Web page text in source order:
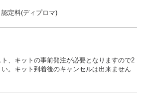
定料(ディプロマ)
、キットの事前発注が必要となりますので2
。キット到着後のキャンセルは出来ません